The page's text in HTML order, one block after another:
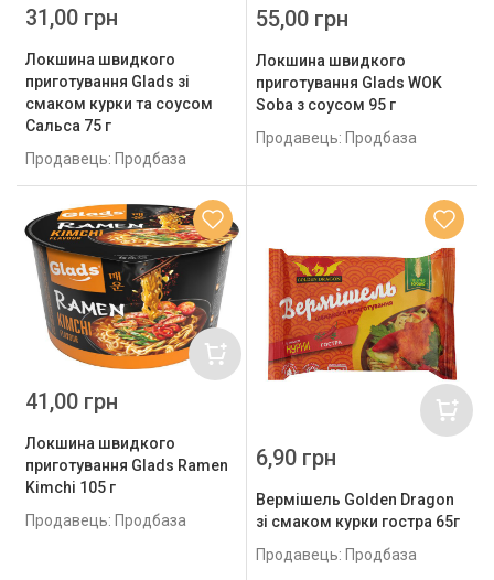
Локшина швидкого
приготування Glads зі
смаком курки та соусом
Сальса 75 г
Продавець: Продбаза
31,00 грн
Локшина швидкого
приготування Glads WOK
Soba з соусом 95 г
Продавець: Продбаза
55,00 грн
Локшина швидкого
приготування Glads Ramen
Kimchi 105 г
Продавець: Продбаза
41,00 грн
Вермішель Golden Dragon
зі смаком курки гостра 65г
Продавець: Продбаза
6,90 грн